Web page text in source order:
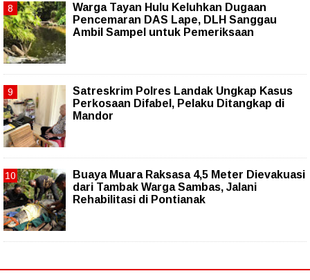
Warga Tayan Hulu Keluhkan Dugaan
Pencemaran DAS Lape, DLH Sanggau
Ambil Sampel untuk Pemeriksaan
Satreskrim Polres Landak Ungkap Kasus
Perkosaan Difabel, Pelaku Ditangkap di
Mandor
Buaya Muara Raksasa 4,5 Meter Dievakuasi
dari Tambak Warga Sambas, Jalani
Rehabilitasi di Pontianak